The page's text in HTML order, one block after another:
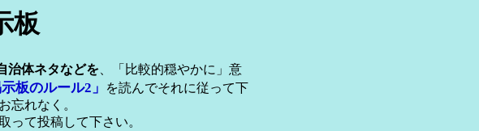
板
治体ネタなどを、「比較的穏やかに」意
示板のルール2」
を読んでそれに従って下
忘れなく。
って投稿して下さい。